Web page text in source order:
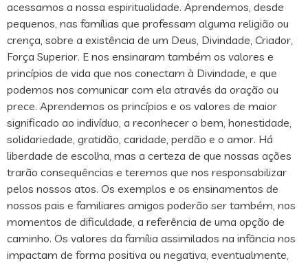
acessamos a nossa espiritualidade. Aprendemos, desde
pequenos, nas famílias que professam alguma religião ou
crença, sobre a existência de um Deus, Divindade, Criador,
Força Superior. E nos ensinaram também os valores e
princípios de vida que nos conectam à Divindade, e que
podemos nos comunicar com ela através da oração ou
prece. Aprendemos os princípios e os valores de maior
significado ao indivíduo, a reconhecer o bem, honestidade,
solidariedade, gratidão, caridade, perdão e o amor. Há
liberdade de escolha, mas a certeza de que nossas ações
trarão consequências e teremos que nos responsabilizar
pelos nossos atos. Os exemplos e os ensinamentos de
nossos pais e familiares amigos poderão ser também, nos
momentos de dificuldade, a referência de uma opção de
caminho. Os valores da família assimilados na infância nos
impactam de forma positiva ou negativa, eventualmente,